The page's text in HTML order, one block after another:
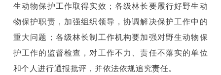
生动物保护工作取得实效；各级林长要履行好野生动
物保护职责，加强组织领导，协调解决保护工作中的
重大问题；各级林长制工作机构要加强对野生动物保
护工作的监督检查，对工作不力、责任不落实的单位
和个人进行通报批评，并依法依规追究责任。